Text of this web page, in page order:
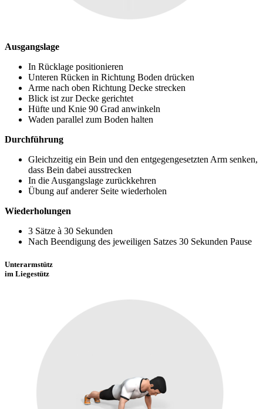
Ausgangslage
In Rücklage positionieren
Unteren Rücken in Richtung Boden drücken
Arme nach oben Richtung Decke strecken
Blick ist zur Decke gerichtet
Hüfte und Knie 90 Grad anwinkeln
Waden parallel zum Boden halten
Durchführung
Gleichzeitig ein Bein und den entgegengesetzten Arm senken,
dass Bein dabei ausstrecken
In die Ausgangslage zurückkehren
Übung auf anderer Seite wiederholen
Wiederholungen
3 Sätze à 30 Sekunden
Nach Beendigung des jeweiligen Satzes 30 Sekunden Pause
Unterarmstütz
im Liegestütz